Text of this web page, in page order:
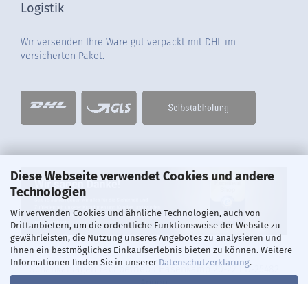
Diese Webseite verwendet Cookies und andere
Technologien
Wir verwenden Cookies und ähnliche Technologien, auch von
Drittanbietern, um die ordentliche Funktionsweise der Website zu
gewährleisten, die Nutzung unseres Angebotes zu analysieren und
Ihnen ein bestmögliches Einkaufserlebnis bieten zu können. Weitere
Informationen finden Sie in unserer Datenschutzerklärung.
Logistik
Wir versenden Ihre Ware gut verpackt mit DHL im
versicherten Paket.
Schankanlagen Fachbetrieb I Hasenkamp 20-22 I D-25482